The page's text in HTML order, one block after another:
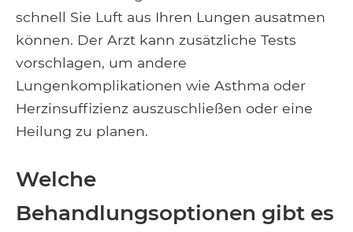
schnell Sie Luft aus Ihren Lungen ausatmen
können. Der Arzt kann zusätzliche Tests
vorschlagen, um andere
Lungenkomplikationen wie Asthma oder
Herzinsuffizienz auszuschließen oder eine
Heilung zu planen.
Welche
Behandlungsoptionen gibt es